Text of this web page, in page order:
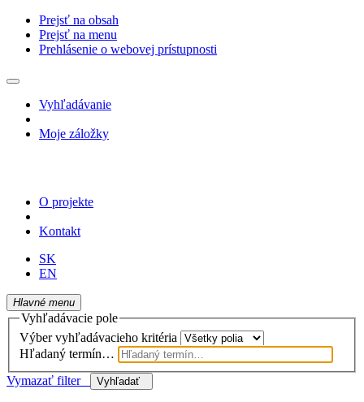
Prejsť na obsah
Prejsť na menu
Prehlásenie o webovej prístupnosti
Vyhľadávanie
Moje záložky
O projekte
Kontakt
SK
EN
Hlavné menu
Vyhľadávacie pole
Výber vyhľadávacieho kritéria
Hľadaný termín…
Vymazať filter
Vyhľadať